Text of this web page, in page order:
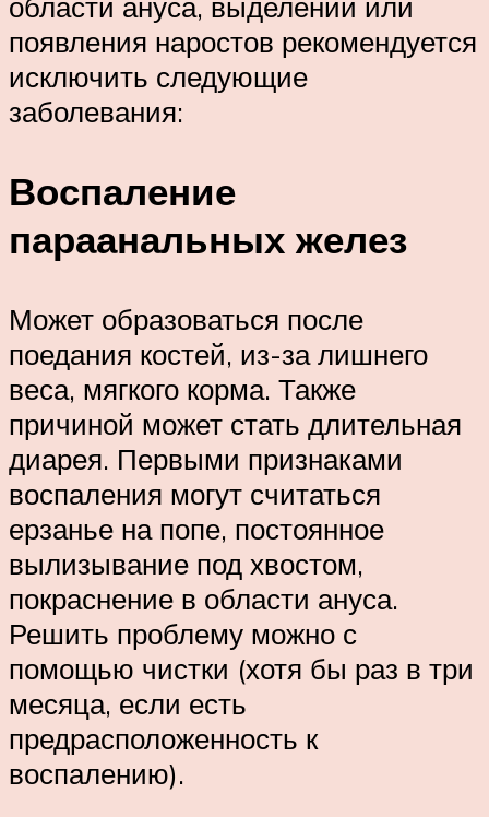
появления наростов рекомендуется
исключить следующие
заболевания:
Воспаление
параанальных желез
Может образоваться после
поедания костей, из-за лишнего
веса, мягкого корма. Также
причиной может стать длительная
диарея. Первыми признаками
воспаления могут считаться
ерзанье на попе, постоянное
вылизывание под хвостом,
покраснение в области ануса.
Решить проблему можно с
помощью чистки (хотя бы раз в три
месяца, если есть
предрасположенность к
воспалению).